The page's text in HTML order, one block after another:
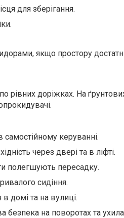
для зберігання.
якщо простору
рівних доріжках. На
самостійному керуванні.
через двері та в ліфті.
полегшують пересадку.
сидіння.
домі та на вулиці.
безпека на поворотах та